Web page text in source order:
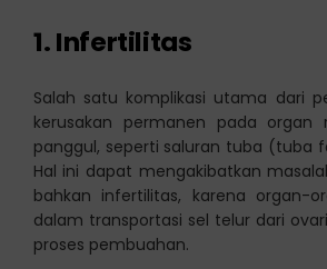
1. Infertilitas
Salah satu komplikasi utama dari
kerusakan permanen pada organ
panggul, seperti saluran tuba (tuba
Hal ini dapat mengakibatkan
bahkan infertilitas, karena organ-
dalam transportasi sel telur dari
proses pembuahan.